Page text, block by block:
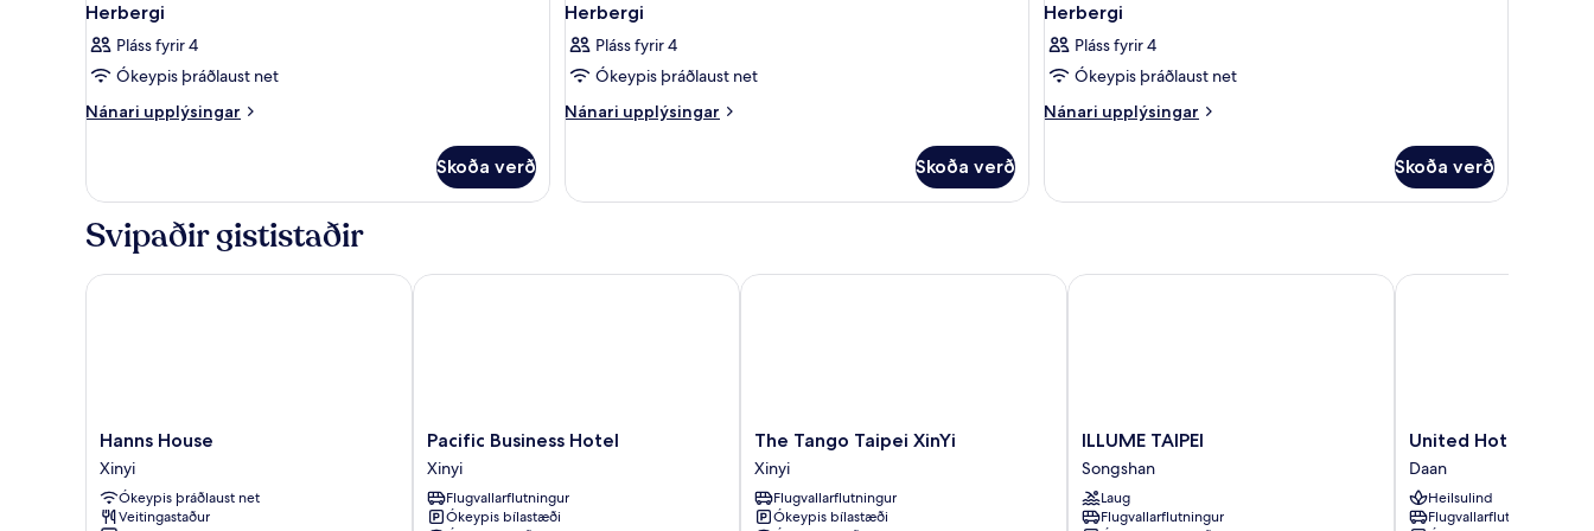
Herbergi
Pláss fyrir 4
Ókeypis þráðlaust net
Nánari upplýsingar
Nánari
Skoða verð
Herbergi
Pláss fyrir 4
Ókeypis þráðlaust net
Nánari upplýsingar
Nánari
Skoða verð
Herbergi
Pláss fyrir 4
Ókeypis þráðlaust net
Nánari upplýsingar
Nánari
Skoða verð
Svipaðir gististaðir
Hanns
House
Xinyi
Hanns House
Xinyi
Ókeypis þráðlaust net
Veitingastaður
Hanns House
Pacific
Business
Hotel
Xinyi
Pacific Business Hotel
Xinyi
Flugvallarflutningur
Ókeypis bílastæði
Pacific Business Hotel
The
Tango
Taipei
XinYi
Xinyi
The Tango Taipei XinYi
Xinyi
Flugvallarflutningur
Ókeypis bílastæði
The Tango Taipei XinYi
ILLUME
TAIPEI
Songshan
ILLUME TAIPEI
Songshan
Laug
Flugvallarflutningur
ILLUME TAIPEI
United
Hotel
Daan
United Hotel
Daan
Heilsulind
Flugvallarflutningur
United Hotel